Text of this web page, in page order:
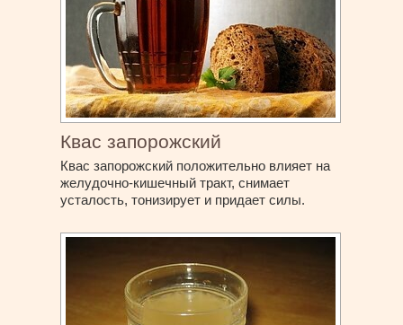
Квас запорожский
Квас запорожский положительно влияет на
желудочно-кишечный тракт, снимает
усталость, тонизирует и придает силы.